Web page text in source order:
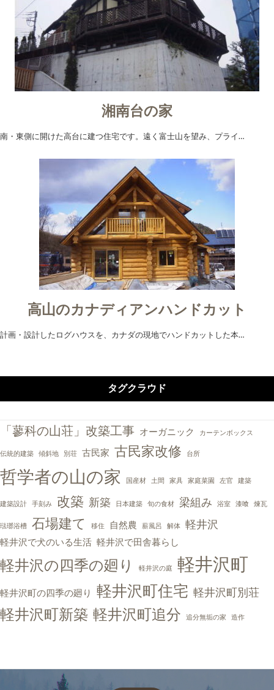
湘南台の家
南・東側に開けた高台に建つ住宅です。遠く富士山を望み、プライ…
高山のカナディアンハンドカット
計画・設計したログハウスを、カナダの現地でハンドカットした本…
タグクラウド
「蓼科の山荘」改築工事 オーガニック カーテンボックス
伝統的建築 傾斜地 別荘 古民家 古民家改修 台所
哲学者の山の家 国産材 土間 家具 家庭菜園 左官 建築
建築設計 手刻み 改築 新築 日本建築 旬の食材 梁組み 浴室 漆喰 煉瓦
琺瑯浴槽 石場建て 移住 自然農 薪風呂 解体 軽井沢
軽井沢で犬のいる生活 軽井沢で田舎暮らし
軽井沢の四季の廻り 軽井沢の庭 軽井沢町
軽井沢町の四季の廻り 軽井沢町住宅 軽井沢町別荘
軽井沢町新築 軽井沢町追分 追分無垢の家 造作